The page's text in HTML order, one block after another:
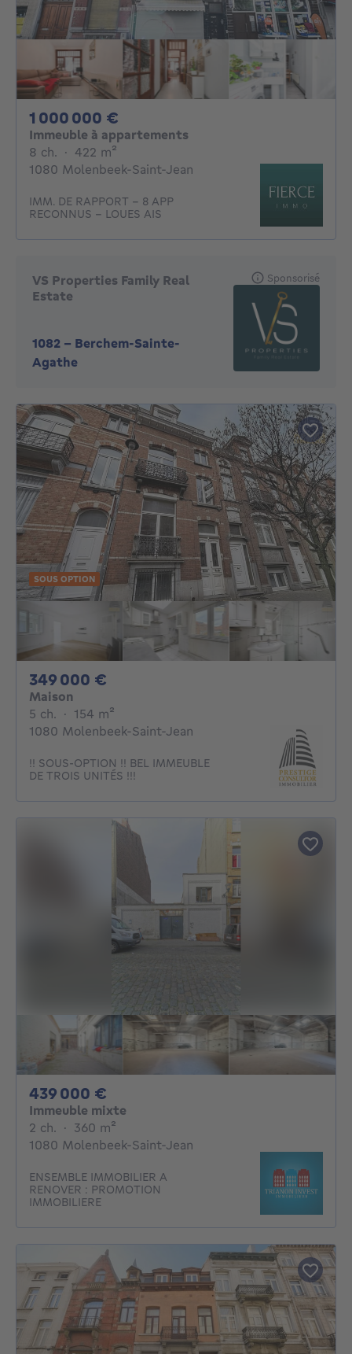
1 000 000 €
Immeuble à appartements
8 ch. 8 chambres
· 422 m²
1080 Molenbeek-Saint-Jean
IMM. DE RAPPORT - 8 APP
RECONNUS - LOUES AIS
VS Properties Family Real
Estate
1082 - Berchem-Sainte-
Agathe
Sponsorisé
SOUS OPTION
349 000 €
Maison
5 ch. 5 chambres
· 154 m²
1080 Molenbeek-Saint-Jean
!! SOUS-OPTION !! BEL IMMEUBLE
DE TROIS UNITÉS !!!
439 000 €
Immeuble mixte
2 ch. 2 chambres
· 360 m²
1080 Molenbeek-Saint-Jean
ENSEMBLE IMMOBILIER A
RENOVER : PROMOTION
IMMOBILIERE